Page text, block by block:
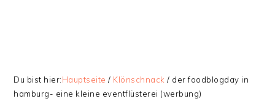
Du bist hier:Hauptseite / Klönschnack / der foodblogday in
hamburg- eine kleine eventflüsterei (werbung)